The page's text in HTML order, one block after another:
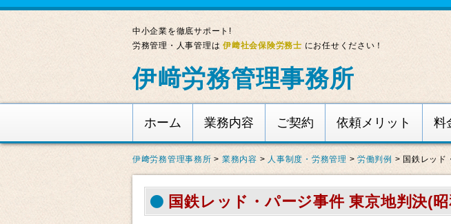
中小企業を徹底サポート!
労務管理・人事管理は伊﨑社会保険労務士 にお任せください！
伊﨑労務管理事務所
ホーム 業務内容 ご契約 依頼メリット 料
伊﨑労務管理事務所 > 業務内容 > 人事制度・労務管理 >労働判例 > 国鉄レッド
国鉄レッド・パージ事件 東京地判決(